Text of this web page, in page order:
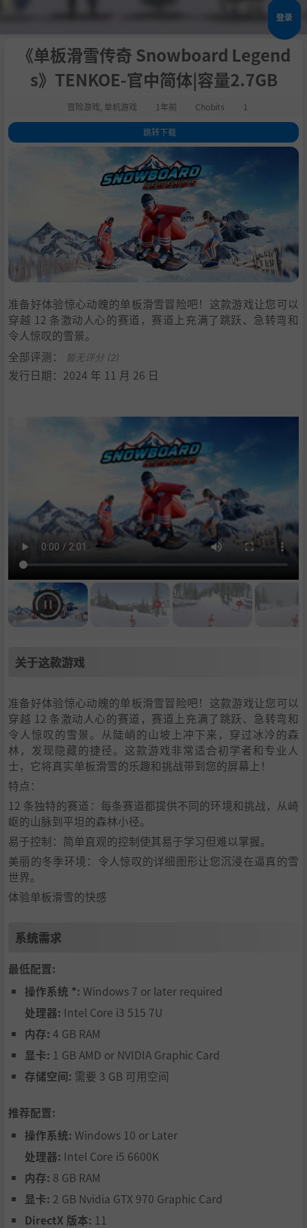
登录
《单板滑雪传奇 Snowboard Legend
s》TENKOE-官中简体|容量2.7GB
冒险游戏 单机游戏 1年前 Chobits 1
跳转下载
关于这款游戏
准备好体验惊心动魄的单板滑雪冒险吧！这款游戏让您可以
穿越 12 条激动人心的赛道，赛道上充满了跳跃、急转弯和
令人惊叹的雪景。
全部评测：
暂无评分 (2)
发行日期：2024 年 11 月 26 日
关于这款游戏
准备好体验惊心动魄的单板滑雪冒险吧！这款游戏让您可以
穿越 12 条激动人心的赛道，赛道上充满了跳跃、急转弯和
令人惊叹的雪景。从陡峭的山坡上冲下来，穿过冰冷的森
林，发现隐藏的捷径。这款游戏非常适合初学者和专业人
士，它将真实单板滑雪的乐趣和挑战带到您的屏幕上！
特点：
12 条独特的赛道：每条赛道都提供不同的环境和挑战，从崎
岖的山脉到平坦的森林小径。
易于控制：简单直观的控制使其易于学习但难以掌握。
美丽的冬季环境：令人惊叹的详细图形让您沉浸在逼真的雪
世界。
体验单板滑雪的快感
系统需求
最低配置:
操作系统 *: Windows 7 or later required
处理器: Intel Core i3 515 7U
内存: 4 GB RAM
显卡: 1 GB AMD or NVIDIA Graphic Card
存储空间: 需要 3 GB 可用空间
推荐配置:
操作系统: Windows 10 or Later
处理器: Intel Core i5 6600K
内存: 8 GB RAM
显卡: 2 GB Nvidia GTX 970 Graphic Card
DirectX 版本: 11